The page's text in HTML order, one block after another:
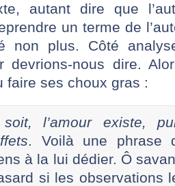
autant dire que
un terme de
non plus. Côté
devrions-nous dire.
faire ses choux gras :
l’amour existe,
. Voilà une phrase
à la lui dédier. Ô
si les observations